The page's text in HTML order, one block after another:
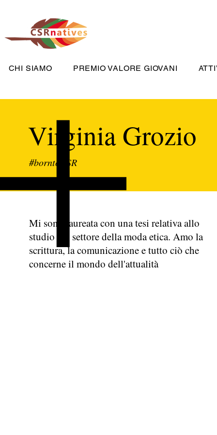
CHI SIAMO PREMIO VALORE GIOVANI
Virginia Grozio
#borntoCSR
Mi sono laureata con una tesi relativa allo
studio del settore della moda etica. Amo la
scrittura, la comunicazione e tutto ciò che
concerne il mondo dell'attualità